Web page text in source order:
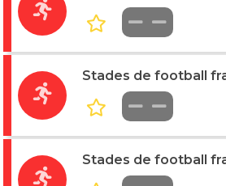
Stades de football
Stades de football